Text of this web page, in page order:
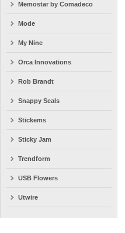
Memostar by Comadeco
Mode
My Nine
Orca Innovations
Rob Brandt
Snappy Seals
Stickems
Sticky Jam
Trendform
USB Flowers
Utwire